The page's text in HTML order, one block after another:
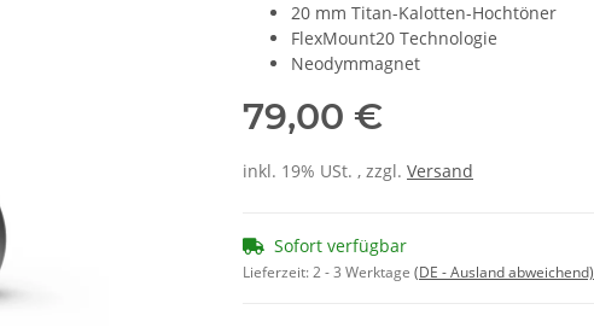
20 mm Titan-Kalotten-Hochtöner
FlexMount20 Technologie
Neodymmagnet
79,00 €
inkl. 19% USt. , zzgl. Versand
Sofort verfügbar
Lieferzeit:2 - 3 Werktage (DE - Ausland abweichend)